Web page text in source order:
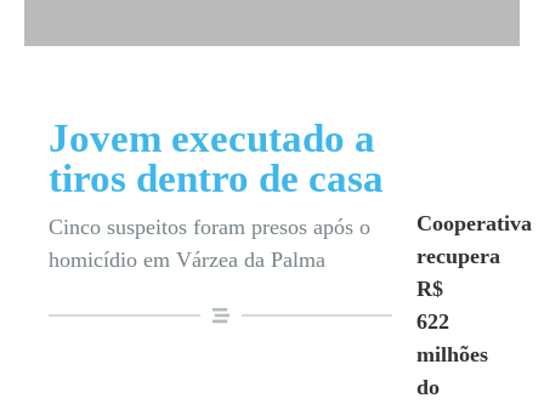
Jovem executado a
tiros dentro de casa
Cinco suspeitos foram presos após o
homicídio em Várzea da Palma
Cooperativa
recupera
R$
622
milhões
do